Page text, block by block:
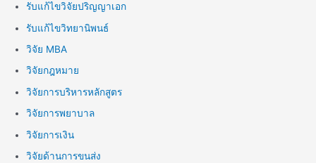
รับแก้ไขวิจัยปริญญาเอก
รับแก้ไขวิทยานิพนธ์
วิจัย MBA
วิจัยกฎหมาย
วิจัยการบริหารหลักสูตร
วิจัยการพยาบาล
วิจัยการเงิน
วิจัยด้านการขนส่ง